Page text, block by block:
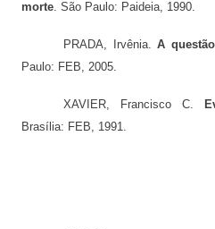
morte. São Paulo: Paideia, 1990.
PRADA, Irvênia.A
Paulo: FEB, 2005.
XAVIER, Francisco C.
Brasília: FEB, 1991.